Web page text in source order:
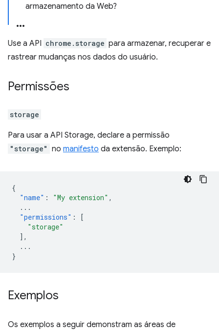
armazenamento da Web?
Use a API chrome.storage para armazenar, recuperar e
rastrear mudanças nos dados do usuário.
Permissões
storage
Para usar a API Storage, declare a permissão
"storage" no manifesto da extensão. Exemplo:
{
"name" : "My extension" ,
...
"permissions" :
[
"storage"
],
...
}
Exemplos
Os exemplos a seguir demonstram as áreas de